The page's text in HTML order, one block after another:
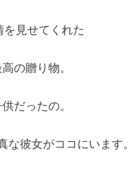
見せてくれた
の贈り物。
だったの。
彼女がココにいます。